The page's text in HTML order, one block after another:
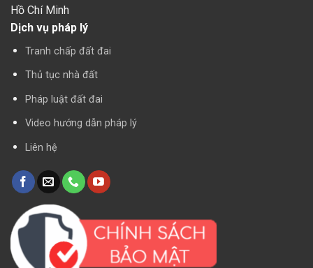
Hồ Chí Minh
Dịch vụ pháp lý
Tranh chấp đất đai
Thủ tục nhà đất
Pháp luật đất đai
Video hướng dẫn pháp lý
Liên hệ